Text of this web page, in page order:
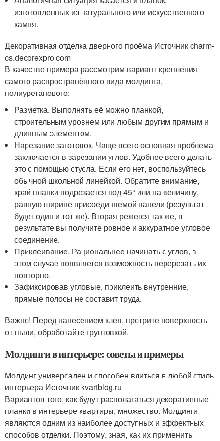
изготовленных из натурального или искусственного
камня.
Декоративная отделка дверного проёма Источник charm-
cs.decorexpro.com
В качестве примера рассмотрим вариант крепления
самого распространённого вида молдинга,
полиуретанового:
Разметка. Выполнять её можно планкой,
строительным уровнем или любым другим прямым и
длинным элементом.
Нарезание заготовок. Чаще всего основная проблема
заключается в зарезании углов. Удобнее всего делать
это с помощью стусла. Если его нет, воспользуйтесь
обычной школьной линейкой. Обратите внимание,
край планки подрезается под 45° или на величину,
равную ширине присоединяемой панели (результат
будет один и тот же). Вторая режется так же, в
результате вы получите ровное и аккуратное угловое
соединение.
Приклеивание. Рациональнее начинать с углов, в
этом случае появляется возможность перерезать их
повторно.
Зафиксировав угловые, приклеить внутренние,
прямые полосы не составит труда.
Важно! Перед нанесением клея, протрите поверхность
от пыли, обработайте грунтовкой.
Молдинги в интерьере: советы и примеры
Молдинг универсален и способен влиться в любой стиль
интерьера Источник kvartblog.ru
Вариантов того, как будут располагаться декоративные
планки в интерьере квартиры, множество. Молдинги
являются одним из наиболее доступных и эффектных
способов отделки. Поэтому, зная, как их применить,